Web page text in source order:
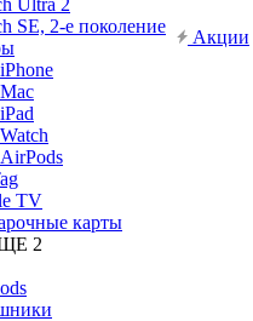
Ultra 2
SE, 2-е поколение
TV
карты
2
Акции